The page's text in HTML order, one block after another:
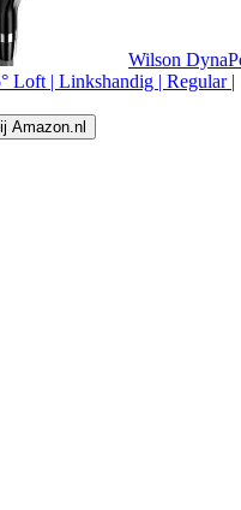
Wilson
Loft | Linkshandig | Regular |
Amazon.nl